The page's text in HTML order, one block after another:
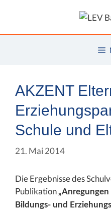
AKZENT
Schule und
21. Mai 2014
Die Ergebnisse des
Publikation
Bildungs- und